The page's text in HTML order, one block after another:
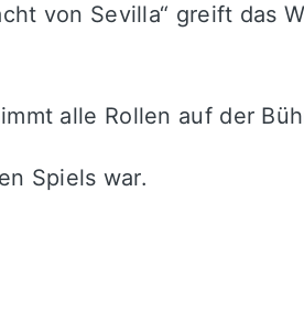
von Sevilla“ greift das
alle Rollen auf der
Spiels war.